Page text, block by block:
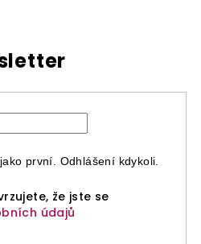
první. Odhlášení kdykoli.
že jste se
údajů